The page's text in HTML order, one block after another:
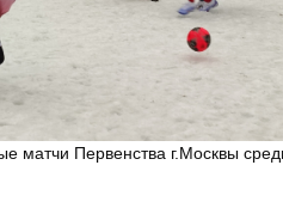
матчи Первенства г.Москвы